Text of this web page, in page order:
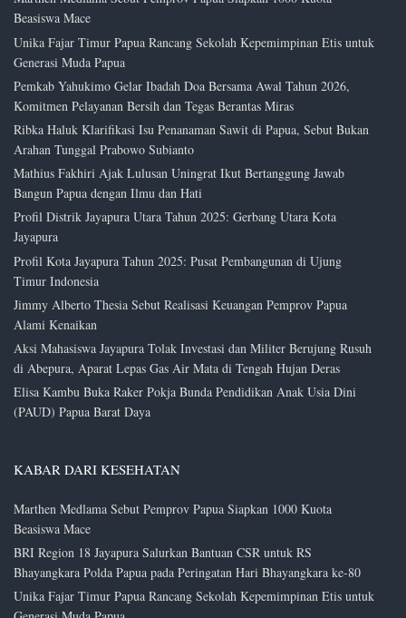
Beasiswa Mace
Unika Fajar Timur Papua Rancang Sekolah Kepemimpinan Etis untuk
Generasi Muda Papua
Pemkab Yahukimo Gelar Ibadah Doa Bersama Awal Tahun 2026,
Komitmen Pelayanan Bersih dan Tegas Berantas Miras
Ribka Haluk Klarifikasi Isu Penanaman Sawit di Papua, Sebut Bukan
Arahan Tunggal Prabowo Subianto
Mathius Fakhiri Ajak Lulusan Uningrat Ikut Bertanggung Jawab
Bangun Papua dengan Ilmu dan Hati
Profil Distrik Jayapura Utara Tahun 2025: Gerbang Utara Kota
Jayapura
Profil Kota Jayapura Tahun 2025: Pusat Pembangunan di Ujung
Timur Indonesia
Jimmy Alberto Thesia Sebut Realisasi Keuangan Pemprov Papua
Alami Kenaikan
Aksi Mahasiswa Jayapura Tolak Investasi dan Militer Berujung Rusuh
di Abepura, Aparat Lepas Gas Air Mata di Tengah Hujan Deras
Elisa Kambu Buka Raker Pokja Bunda Pendidikan Anak Usia Dini
(PAUD) Papua Barat Daya
KABAR DARI KESEHATAN
Marthen Medlama Sebut Pemprov Papua Siapkan 1000 Kuota
Beasiswa Mace
BRI Region 18 Jayapura Salurkan Bantuan CSR untuk RS
Bhayangkara Polda Papua pada Peringatan Hari Bhayangkara ke-80
Unika Fajar Timur Papua Rancang Sekolah Kepemimpinan Etis untuk